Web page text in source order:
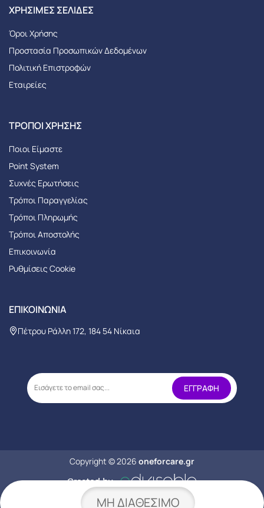
ΜΗ ΔΙΑΘΈΣΙΜΟ
XΡΉΣΙΜΕΣ ΣΕΛΊΔΕΣ
Όροι Χρήσης
Προστασία Προσωπικών Δεδομένων
Πολιτική Επιστροφών
Εταιρείες
ΤΡΌΠΟΙ ΧΡΉΣΗΣ
Ποιοι Είμαστε
Point System
Συχνές Ερωτήσεις
Τρόποι Παραγγελίας
Tρόποι Πληρωμής
Τρόποι Αποστολής
Επικοινωνία
Ρυθμίσεις Cookie
ΕΠΙΚΟΙΝΩΝΊΑ
Πέτρου Ράλλη 172, 184 54 Νίκαια
Copyright © 2026 oneforcare.gr